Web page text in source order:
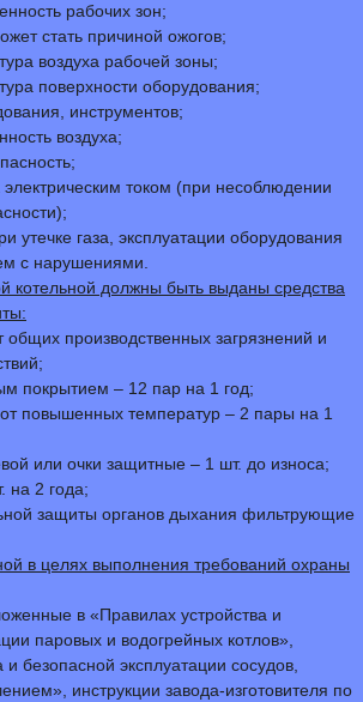
рабочих зон;
стать причиной ожогов;
воздуха рабочей зоны;
поверхности оборудования;
инструментов;
воздуха;
током (при несоблюдении
утечке газа, эксплуатации оборудования
с нарушениями.
котельной должны быть выданы средства
производственных загрязнений и
покрытием – 12 пар на 1 год;
повышенных температур – 2 пары на 1
или очки защитные – 1 шт. до износа;
на 2 года;
защиты органов дыхания фильтрующие
в целях выполнения требований охраны
в «Правилах устройства и
паровых и водогрейных котлов»,
безопасной эксплуатации сосудов,
инструкции завода-изготовителя по